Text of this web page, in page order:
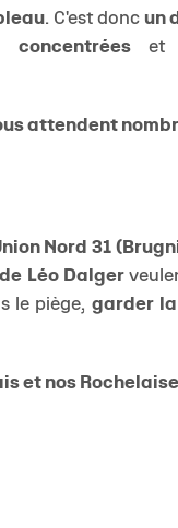
. C'est donc un
concentréeset
attendent
Nord 31
Léo Dalger
le piège, garder
et nos